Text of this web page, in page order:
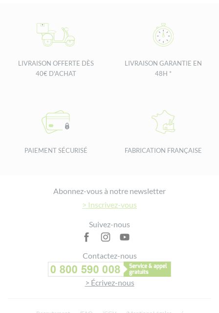
LIVRAISON OFFERTE DÈS
40€ D'ACHAT
LIVRAISON GARANTIE EN
48H *
PAIEMENT SÉCURISÉ FABRICATION FRANÇAISE
Abonnez-vous à notre newsletter
> Inscrivez-vous
Suivez-nous
Contactez-nous
> Écrivez-nous